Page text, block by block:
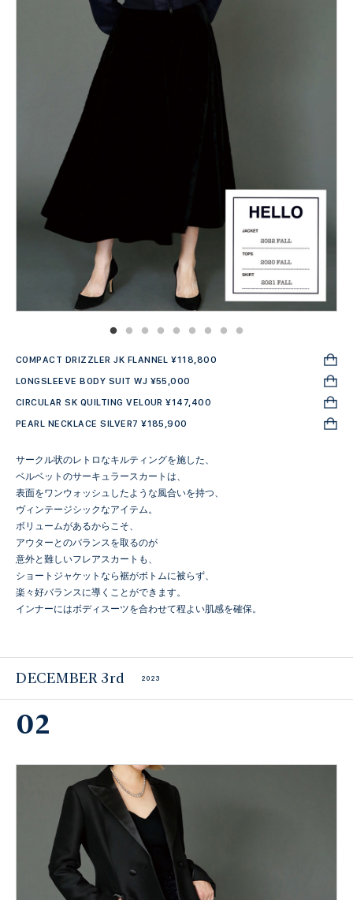
COMPACT DRIZZLER JK FLANNEL ¥118,800
LONGSLEEVE BODY SUIT WJ ¥55,000
CIRCULAR SK QUILTING VELOUR ¥147,400
PEARL NECKLACE SILVER7 ¥185,900
サークル状のレトロなキルティングを施した、
ベルベットのサーキュラースカートは、
表面をワンウォッシュしたような風合いを持つ、
ヴィンテージシックなアイテム。
ボリュームがあるからこそ、
アウターとのバランスを取るのが
意外と難しいフレアスカートも、
ショートジャケットなら裾がボトムに被らず、
楽々好バランスに導くことができます。
インナーにはボディスーツを合わせて程よい肌感を確保。
DECEMBER 3rd 2023
02